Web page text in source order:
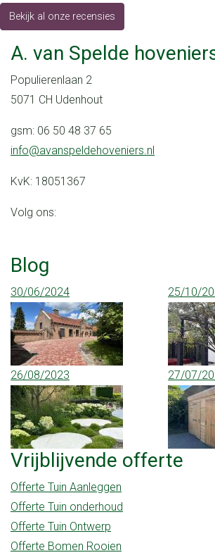
Bekijk al onze recensies
A. van Spelde
Populierenlaan 2
5071 CH Udenhout
gsm: 06 50 48 37 65
info@avanspeldehoveniers.nl
KvK: 18051367
Volg ons:
Blog
30/06/2024 25/10/
26/08/2023 27/07/
Vrijblijvende offerte
Offerte Tuin Aanleggen
Offerte Tuin onderhoud
Offerte Tuin Ontwerp
Offerte Bomen Rooien